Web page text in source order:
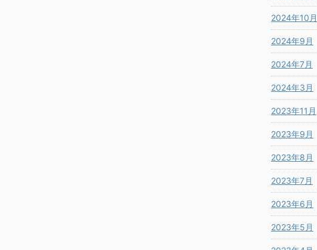
2024年10月
2024年9月
2024年7月
2024年3月
2023年11月
2023年9月
2023年8月
2023年7月
2023年6月
2023年5月